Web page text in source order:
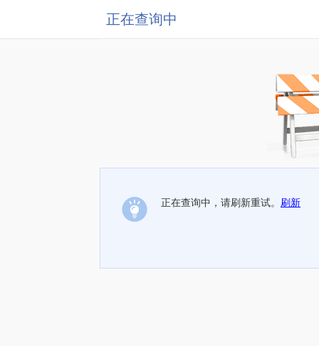
正在查询中
正在查询中，请刷新重试。 刷新